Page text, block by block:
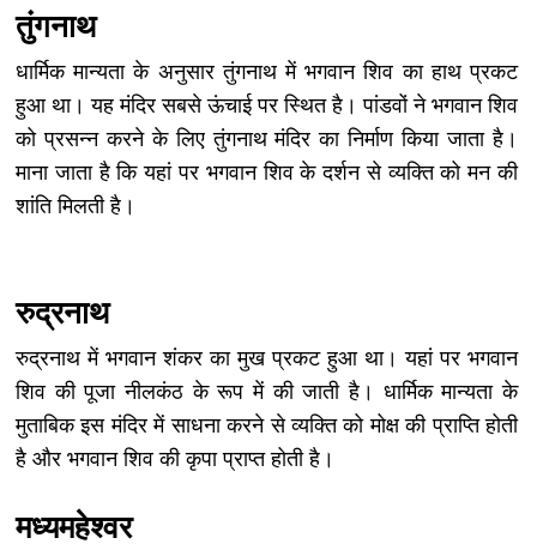
तुंगनाथ
धार्मिक मान्यता के अनुसार तुंगनाथ में भगवान शिव का हाथ प्रकट
हुआ था। यह मंदिर सबसे ऊंचाई पर स्थित है। पांडवों ने भगवान शिव
को प्रसन्न करने के लिए तुंगनाथ मंदिर का निर्माण किया जाता है।
माना जाता है कि यहां पर भगवान शिव के दर्शन से व्यक्ति को मन की
शांति मिलती है।
रुद्रनाथ
रुद्रनाथ में भगवान शंकर का मुख प्रकट हुआ था। यहां पर भगवान
शिव की पूजा नीलकंठ के रूप में की जाती है। धार्मिक मान्यता के
मुताबिक इस मंदिर में साधना करने से व्यक्ति को मोक्ष की प्राप्ति होती
है और भगवान शिव की कृपा प्राप्त होती है।
मध्यमहेश्वर